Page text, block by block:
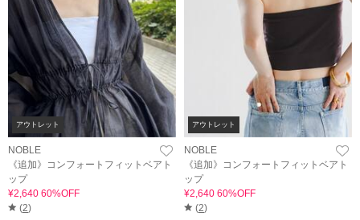
アウトレット
NOBLE
《追加》コンフォートフィットベアト
ップ
¥2,640 60%OFF
(2)
アウトレット
NOBLE
《追加》コンフォートフィットベアト
ップ
¥2,640 60%OFF
(2)